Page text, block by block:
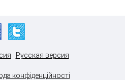
Русская версия
конфіденційності